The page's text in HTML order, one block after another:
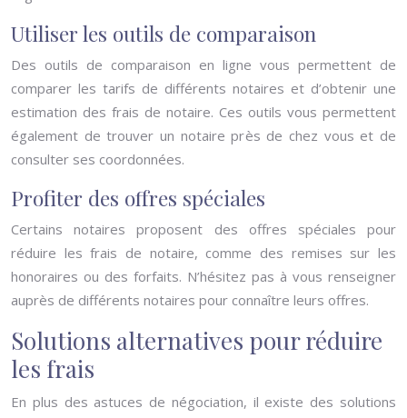
Utiliser les outils de comparaison
Des outils de comparaison en ligne vous permettent de
comparer les tarifs de différents notaires et d’obtenir une
estimation des frais de notaire. Ces outils vous permettent
également de trouver un notaire près de chez vous et de
consulter ses coordonnées.
Profiter des offres spéciales
Certains notaires proposent des offres spéciales pour
réduire les frais de notaire, comme des remises sur les
honoraires ou des forfaits. N’hésitez pas à vous renseigner
auprès de différents notaires pour connaître leurs offres.
Solutions alternatives pour réduire
les frais
En plus des astuces de négociation, il existe des solutions